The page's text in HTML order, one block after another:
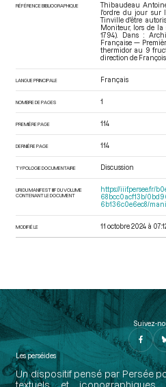
RÉFÉRENCE BIBLIOGRAPHIQUE
Thibaudeau
l'ordre du jour sur
Tinville d'être
Moniteur, lors de
1794). Dans :
Française —
thermidor au 9
direction de
LANGUE PRINCIPALE Français
NOMBRE DE PAGES 1
PREMIÈRE PAGE 114
DERNIÈRE PAGE 114
TYPOLOGIE DOCUMENTAIRE Discussion
URI DU MANIFEST IIIF DU VOLUME
CONTENANT LE DOCUMENT
https://iiif.persee.fr/
68bcc0acf13b/
6b136c0e6ec8/
MODIFIÉ LE 11 octobre 2024 à
Suivez-
Les perséides
Un dispositif pensé par Persée